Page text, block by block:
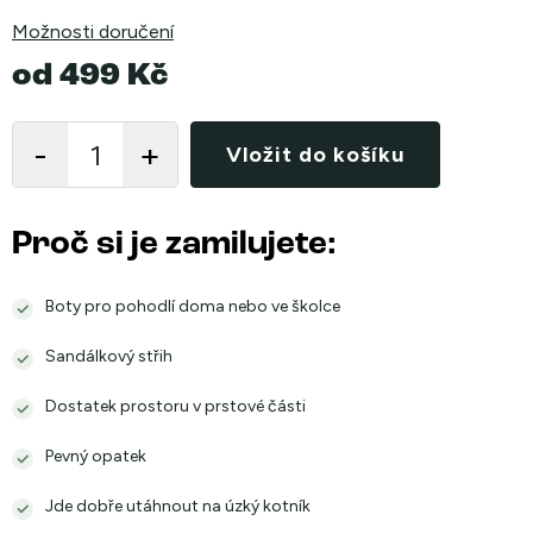
Možnosti doručení
od 499 Kč
cena:
Vložit do košíku
Proč si je zamilujete:
Boty pro pohodlí doma nebo ve školce
Sandálkový střih
Dostatek prostoru v prstové části
Pevný opatek
Jde dobře utáhnout na úzký kotník